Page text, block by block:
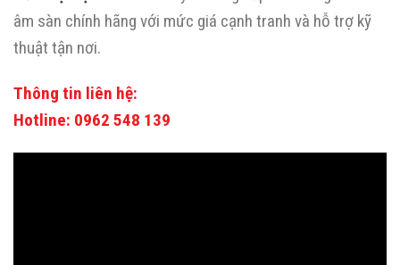
âm sàn chính hãng với mức giá cạnh tranh và hỗ trợ kỹ
thuật tận nơi.
Thông tin liên hệ:
Hotline: 0962 548 139